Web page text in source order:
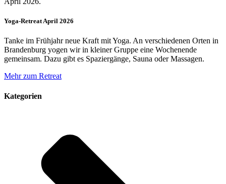
Yoga-Retreat April 2026
Tanke im Frühjahr neue Kraft mit Yoga. An verschiedenen Orten in
Brandenburg yogen wir in kleiner Gruppe eine Wochenende
gemeinsam. Dazu gibt es Spaziergänge, Sauna oder Massagen.
Mehr zum Retreat
Kategorien